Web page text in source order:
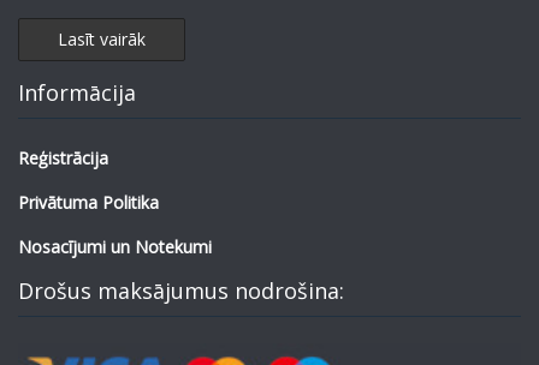
Lasīt vairāk
Informācija
Reģistrācija
Privātuma Politika
Nosacījumi un Notekumi
Drošus maksājumus nodrošina: